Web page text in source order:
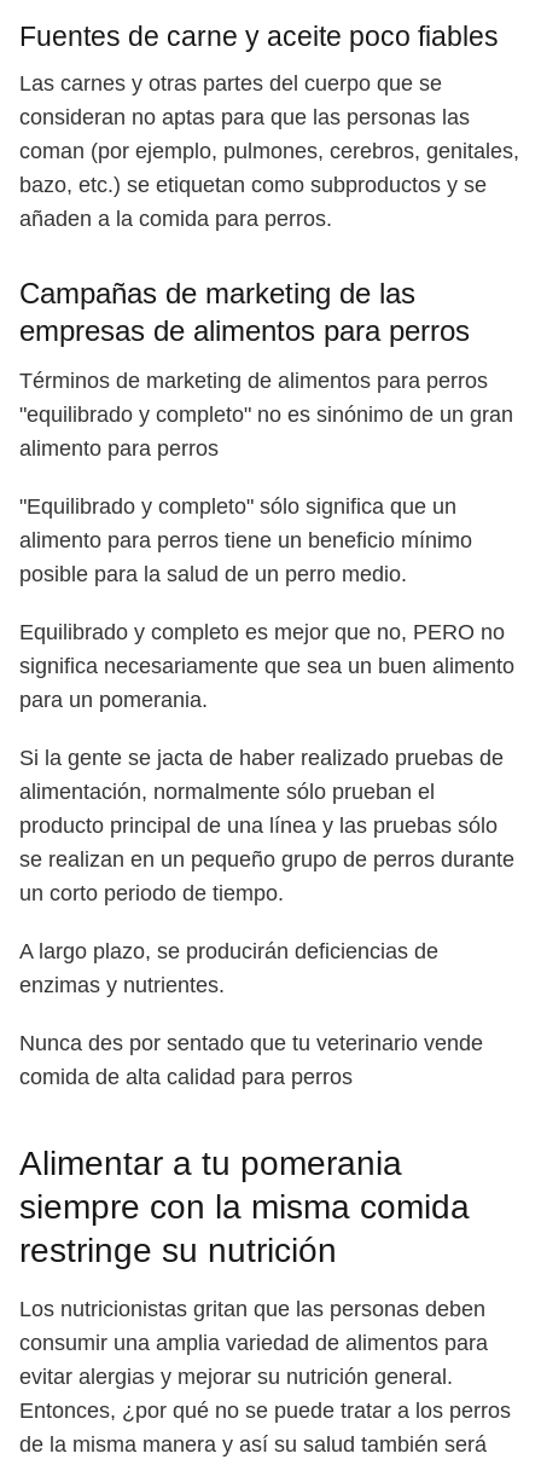
Fuentes de carne y aceite poco fiables
Las carnes y otras partes del cuerpo que se
consideran no aptas para que las personas las
coman (por ejemplo, pulmones, cerebros, genitales,
bazo, etc.) se etiquetan como subproductos y se
añaden a la comida para perros.
Campañas de marketing de las
empresas de alimentos para perros
Términos de marketing de alimentos para perros
"equilibrado y completo" no es sinónimo de un gran
alimento para perros
"Equilibrado y completo" sólo significa que un
alimento para perros tiene un beneficio mínimo
posible para la salud de un perro medio.
Equilibrado y completo es mejor que no, PERO no
significa necesariamente que sea un buen alimento
para un pomerania.
Si la gente se jacta de haber realizado pruebas de
alimentación, normalmente sólo prueban el
producto principal de una línea y las pruebas sólo
se realizan en un pequeño grupo de perros durante
un corto periodo de tiempo.
A largo plazo, se producirán deficiencias de
enzimas y nutrientes.
Nunca des por sentado que tu veterinario vende
comida de alta calidad para perros
Alimentar a tu pomerania
siempre con la misma comida
restringe su nutrición
Los nutricionistas gritan que las personas deben
consumir una amplia variedad de alimentos para
evitar alergias y mejorar su nutrición general.
Entonces, ¿por qué no se puede tratar a los perros
de la misma manera y así su salud también será